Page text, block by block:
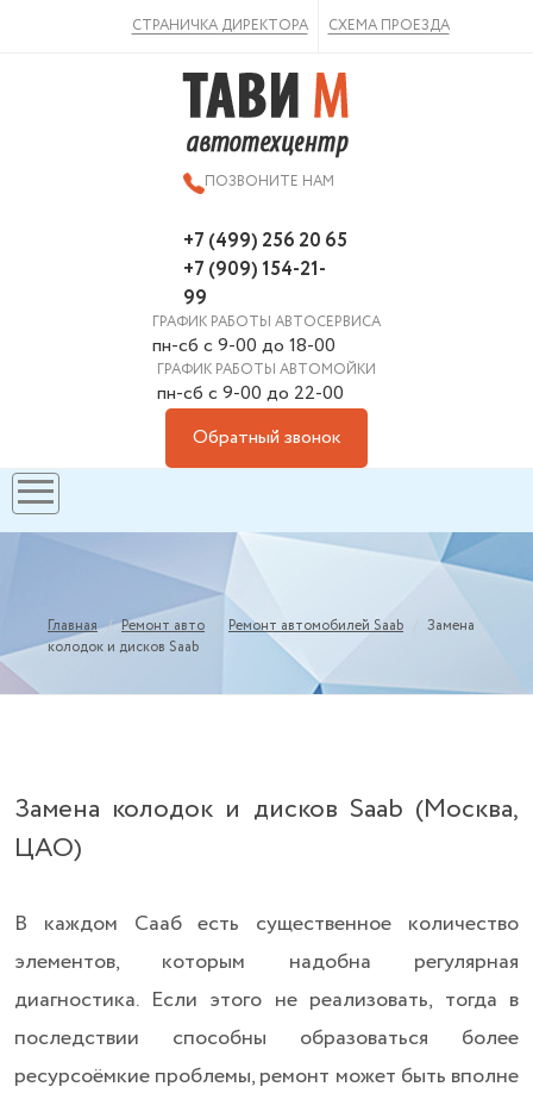
ВКонтакте
СТРАНИЧКА ДИРЕКТОРА СХЕМА ПРОЕЗДА
ПОЗВОНИТЕ НАМ
+7 (499) 256 20 65
+7 (909) 154-21-
99
ГРАФИК РАБОТЫ АВТОСЕРВИСА
пн-сб с 9-00 до 18-00
ГРАФИК РАБОТЫ АВТОМОЙКИ
пн-сб с 9-00 до 22-00
Обратный звонок
Главная / Ремонт авто Ремонт автомобилей Saab / Замена
колодок и дисков Saab
Замена колодок и дисков Saab (Москва,
ЦАО)
В каждом Сааб есть существенное количество
элементов, которым надобна регулярная
диагностика. Если этого не реализовать, тогда в
последствии способны образоваться более
ресурсоёмкие проблемы, ремонт может быть вполне